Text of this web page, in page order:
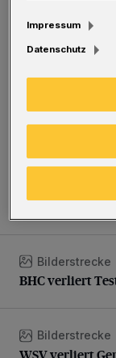
Sommer
BHC verliert
Bilderstrecke
BHC verliert
WSV verliert
Bilderstrecke
WSV verliert
Impressum
Datenschutz